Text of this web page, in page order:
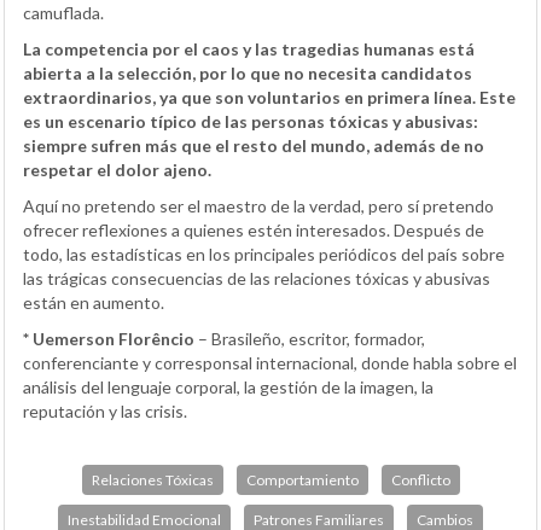
camuflada.
La competencia por el caos y las tragedias humanas está
abierta a la selección, por lo que no necesita candidatos
extraordinarios, ya que son voluntarios en primera línea. Este
es un escenario típico de las personas tóxicas y abusivas:
siempre sufren más que el resto del mundo, además de no
respetar el dolor ajeno.
Aquí no pretendo ser el maestro de la verdad, pero sí pretendo
ofrecer reflexiones a quienes estén interesados. Después de
todo, las estadísticas en los principales periódicos del país sobre
las trágicas consecuencias de las relaciones tóxicas y abusivas
están en aumento.
* Uemerson Florêncio – Brasileño, escritor, formador,
conferenciante y corresponsal internacional, donde habla sobre el
análisis del lenguaje corporal, la gestión de la imagen, la
reputación y las crisis.
Relaciones Tóxicas Comportamiento Conflicto
Inestabilidad Emocional Patrones Familiares Cambios